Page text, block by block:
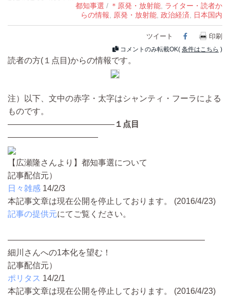
都知事選 / ＊原発・放射能, ライター・読者か
らの情報, 原発・放射能, 政治経済, 日本国内
ツイート Facebook
印刷
コメントのみ転載OK( 条件はこちら )
読者の方(１点目)からの情報です。
注）以下、文中の赤字・太字はシャンティ・フーラによる
ものです。
————————————— １点目
———————————
【広瀬隆さんより】都知事選について
記事配信元）
日々雑感 14/2/3
本記事文章は現在公開を停止しております。 (2016/4/23)
記事の提供元にてご覧ください。
————————————————————————
細川さんへの1本化を望む！
記事配信元）
ポリタス 14/2/1
本記事文章は現在公開を停止しております。 (2016/4/23)